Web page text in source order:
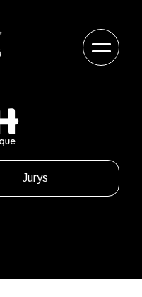
Jurys